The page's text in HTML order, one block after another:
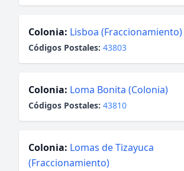
Colonia: Lisboa (Fraccionamiento)
Códigos Postales: 43803
Colonia: Loma Bonita (Colonia)
Códigos Postales: 43810
Colonia: Lomas de Tizayuca
(Fraccionamiento)